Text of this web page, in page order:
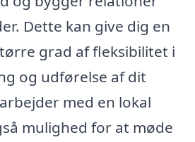
Dette kan give dig en
grad af fleksibilitet i
og udførelse af dit
med en lokal
mulighed for at møde